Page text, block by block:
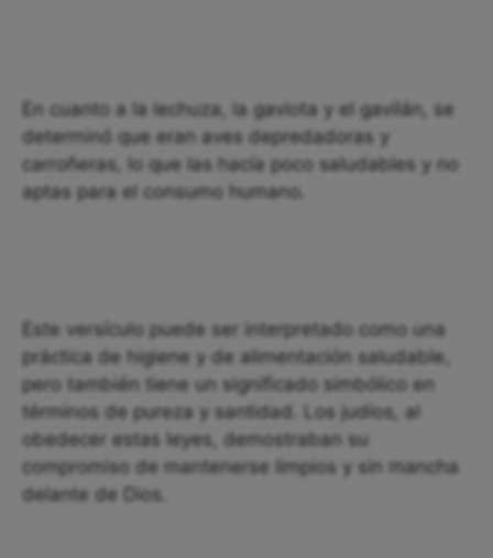
En cuanto a la lechuza, la gaviota y el gavilán, se
determinó que eran aves depredadoras y
carroñeras, lo que las hacía poco saludables y no
aptas para el consumo humano.
Este versículo puede ser interpretado como una
práctica de higiene y de alimentación saludable,
pero también tiene un significado simbólico en
términos de pureza y santidad. Los judíos, al
obedecer estas leyes, demostraban su
compromiso de mantenerse limpios y sin mancha
delante de Dios.